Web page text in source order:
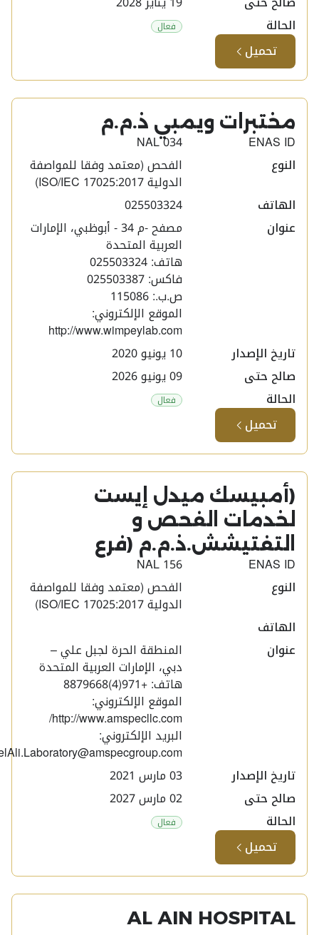
الحالة
فعال
تحميل
مختبرات ويمبي ذ.م.م ​
ENAS ID
NAL 034
النوع
الفحص (معتمد وفقا للمواصفة
الدولية ISO/IEC 17025:2017)
الهاتف
025503324
عنوان
مصفح -م 34 - أبوظبي، الإمارات
العربية المتحدة
هاتف: 025503324
فاكس: 025503387
ص.ب.: 115086
الموقع الإلكتروني:
http://www.wimpeylab.com
تاريخ الإصدار
صالح حتى
الحالة
فعال
تحميل
(أمبيسك ميدل إيست
لخدمات الفحص و
التفتيشش.ذ.م.م (فرع​
ENAS ID
NAL 156
النوع
الفحص (معتمد وفقا للمواصفة
الدولية ISO/IEC 17025:2017)
الهاتف
عنوان
المنطقة الحرة لجبل علي –
دبي، الإمارات العربية المتحدة
هاتف: +971(4)8879668
الموقع الإلكتروني:
http://www.amspecllc.com/
البريد الإلكتروني:
JebelAli.Laboratory@amspecgroup.com
تاريخ الإصدار
صالح حتى
الحالة
فعال
تحميل
AL AIN HOSPITAL